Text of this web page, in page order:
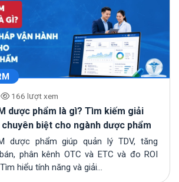
166 lượt xem
dược phẩm là gì? Tìm kiếm giải
chuyên biệt cho ngành dược phẩm
dược phẩm giúp quản lý TDV, tăng
phân kênh OTC và ETC và đo ROI
hiểu tính năng và giải...